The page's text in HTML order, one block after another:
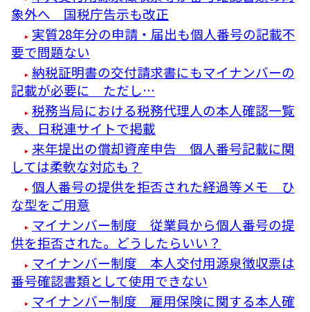
象外へ 国税庁告示も改正
実質28年分の申請・届出も個人番号の記載不
要で問題ない
納税証明書の交付請求書にもマイナンバーの
記載が必要に ただし…
税務当局における税務代理人の本人確認一覧
表、日税連サイトで掲載
来年提出の償却資産申告 個人番号記載に関
しては柔軟な対応も？
個人番号の提供を拒否された経過等メモ ひ
な型をご用意
マイナンバー制度 従業員から個人番号の提
供を拒否された。どうしたらいい？
マイナンバー制度 本人交付用源泉徴収票は
番号確認書類として使用できない
マイナンバー制度 雇用保険に関する本人確